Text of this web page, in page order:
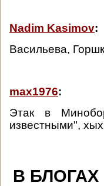
Nadim Kasimov:
Васильева,
max1976:
Этак в
известными",
В БЛОГАХ